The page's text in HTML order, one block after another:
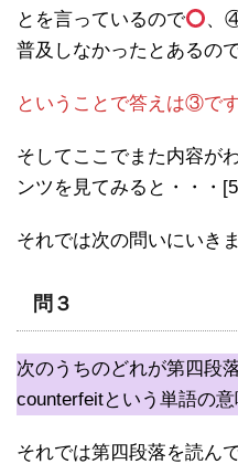
とを言っているので
、
普及しなかったとあるの
ということで答えは③です
そしてここでまた内容が
ンツを見てみると・・・
それでは次の問いにいき
問３
次のうちのどれが第四段
counterfeitという単語の
それでは第四段落を読ん